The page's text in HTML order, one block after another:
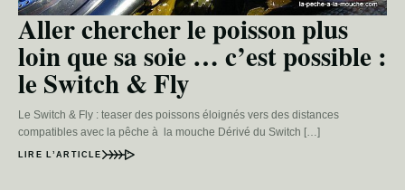
Aller chercher le poisson plus
loin que sa soie … c’est possible :
le Switch & Fly
Le Switch & Fly : teaser des poissons éloignés vers des distances
compatibles avec la pêche à la mouche Dérivé du Switch […]
LIRE L’ARTICLE